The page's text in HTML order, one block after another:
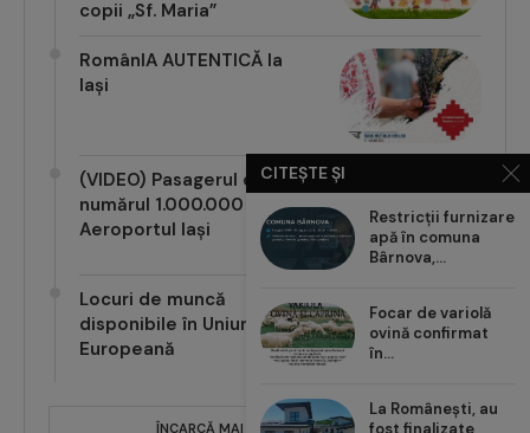
Iași
(VIDEO) Pasagerul cu
numărul 1.000.000 pe
Aeroportul Iași
disponibile în Uniunea
Europeană
ÎNCARCĂ MAI MULTE POSTĂRI
CITEȘTE ȘI
Restricții furnizare
apă în comuna
Bârnova,...
Focar de variolă
ovină confirmat
în...
La Românești, au
fost finalizate